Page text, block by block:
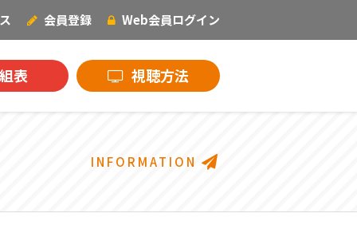
表 視聴方法
会員登録 Web会員ログイン
オリジナル
INFORMATION